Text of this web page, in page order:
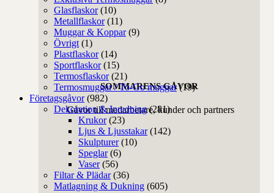
SOMMARENS GÅVOR
Gåvor till medarbetare, kunder och partners
Glasflaskor (10)
Metallflaskor (11)
Muggar & Koppar (9)
Övrigt (1)
Plastflaskor (14)
Sportflaskor (15)
Termosflaskor (21)
Termosmuggar / To-Go muggar (19)
Företagsgåvor (982)
Dekoration & Inredning (281)
Krukor (23)
Ljus & Ljusstakar (142)
Skulpturer (10)
Speglar (6)
Vaser (56)
Filtar & Plädar (36)
Matlagning & Dukning (605)